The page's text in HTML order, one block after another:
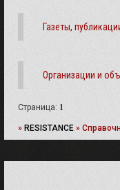
Газеты,
Организации и
Страница: 1
» RESISTANCE »